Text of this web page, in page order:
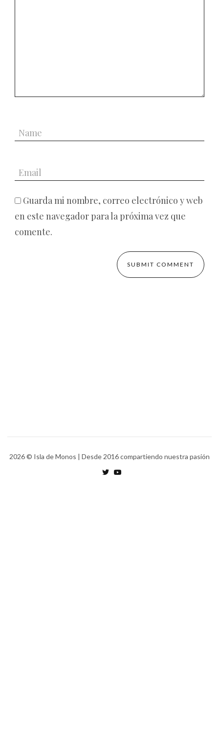
Guarda mi nombre, correo electrónico y web
en este navegador para la próxima vez que
comente.
2026© Isla de Monos | Desde 2016 compartiendo nuestra pasión